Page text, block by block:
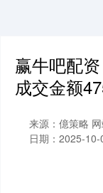
赢牛吧配
成交金额
来源：億策略
日期：2025-